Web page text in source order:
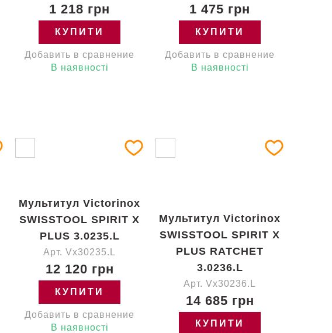
1 218 грн
КУПИТИ
Добавить в сравнение
В наявності
1 475 грн
КУПИТИ
Добавить в сравнение
В наявності
Мультитул Victorinox
SWISSTOOL SPIRIT X
PLUS 3.0235.L
Арт. Vx30235.L
12 120 грн
КУПИТИ
Добавить в сравнение
В наявності
Мультитул Victorinox
SWISSTOOL SPIRIT X
PLUS RATCHET
3.0236.L
Арт. Vx30236.L
14 685 грн
КУПИТИ